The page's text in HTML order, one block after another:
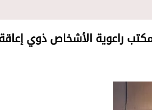
راعوية الأشخاص ذوي